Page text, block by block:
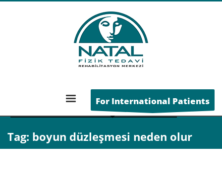
For International Patients
POSTS TAGGED "BOYUN DÜZLEŞMESI NEDEN OLUR"
Tag: boyun düzleşmesi neden olur